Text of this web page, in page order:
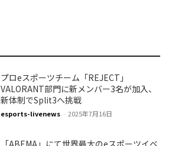
プロeスポーツチーム「REJECT」
VALORANT部門に新メンバー3名が加入、
新体制でSplit3へ挑戦
esports-livenews - 2025年7月16日
「ABEMA」にて世界最大のeスポーツイベ